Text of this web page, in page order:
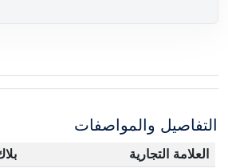
التفاصيل والمواصفات
العلامة التجارية